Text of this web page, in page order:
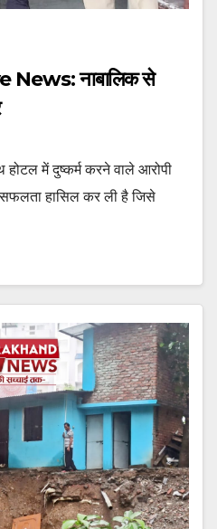
नाबालिक से
में दुष्कर्म करने वाले आरोपी
सफलता हासिल कर ली है जिसे